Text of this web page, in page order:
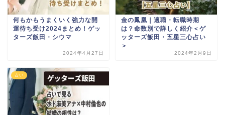
何もかもうまくいく強力な開
運待ち受け2024まとめ！ゲッ
ターズ飯田・シウマ
2024年4月27日
金の鳳凰｜適職・転職時期
は？命数別で詳しく紹介＜ゲ
ッターズ飯田・五星三心占い
＞
2024年2月9日
占い